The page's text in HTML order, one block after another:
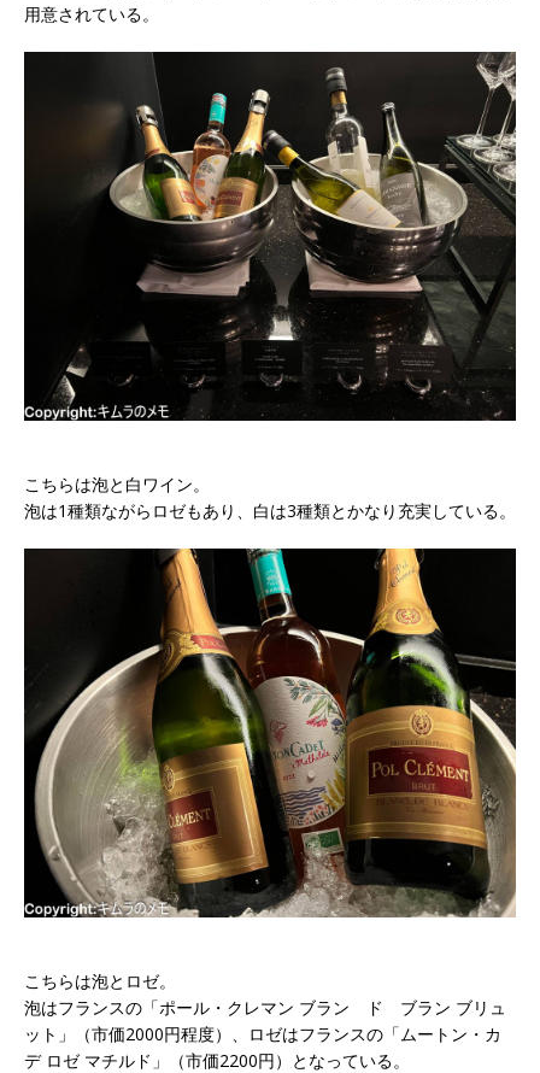
用意されている。
こちらは泡と白ワイン。
泡は1種類ながらロゼもあり、白は3種類とかなり充実している。
こちらは泡とロゼ。
泡はフランスの「ポール・クレマン ブラン ド ブラン ブリュ
ット」（市価2000円程度）、ロゼはフランスの「ムートン・カ
デ ロゼ マチルド」（市価2200円）となっている。